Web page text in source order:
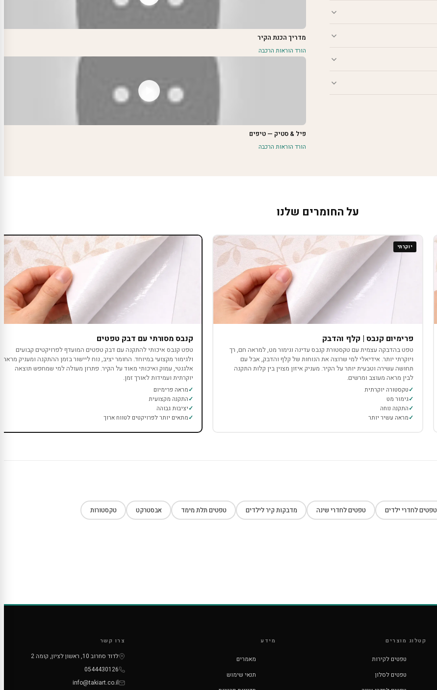
מדריך הכנת הקיר
הורד הוראות הרכבה
פיל & סטיק — טיפים
הורד הוראות הרכבה
על החומרים שלנו
יוקרתי
פרימיום קנבס | קלף והדבק
טפט בהדבקה עצמית עם טקסטורת קנבס עדינה וגימור מט, למראה חם, רך
ויוקרתי יותר. אידיאלי למי שרוצה את הנוחות של קלף והדבק, אבל עם
תחושה עשירה וטבעית יותר על הקיר. מעניק איזון מצוין בין קלות התקנה
לבין מראה מעוצב ומרשים.
טקסטורה יוקרתית
גימור מט
התקנה נוחה
מראה עשיר יותר
קנבס מסורתי עם דבק טפטים
טפט קנבס איכותי להתקנה עם דבק טפטים המועדף לפרויקטים קבועים
ולגימור מקצועי במיוחד. החומר יציב, נוח ליישור בזמן ההתקנה ומעניק מראה
אלגנטי, עמוק ואיכותי מאוד על הקיר. פתרון מעולה למי שמחפש תוצאה
יוקרתית ועמידות לאורך זמן.
מראה פרימיום
התקנה מקצועית
יציבות גבוהה
מתאים יותר לפרויקטים לטווח ארוך
טפטים לחדרי ילדים טפטים לחדרי שינה מדבקות קיר לילדים טפטים תלת מימד אבסטרקט טקסטורות
קטלוג מוצרים
טפטים לקירות
טפטים לסלון
מידע
מאמרים
תנאי שימוש
צרו קשר
לדוד סחרוב 10, ראשון לציון, קומה 2
0544430126
info@takiart.co.il